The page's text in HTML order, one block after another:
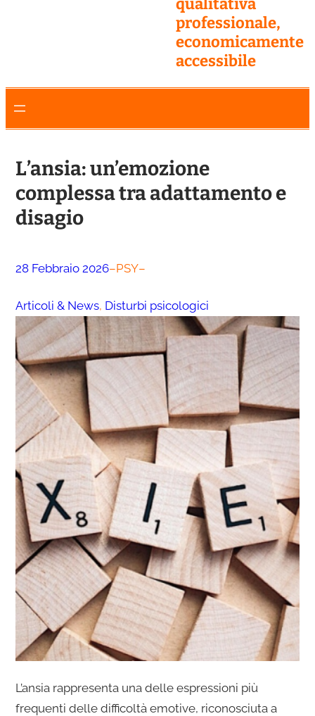
qualitativa
professionale,
economicamente
accessibile
L’ansia: un’emozione
complessa tra adattamento e
disagio
28 Febbraio 2026–PSY–
Articoli & News, Disturbi psicologici
L’ansia rappresenta una delle espressioni più
frequenti delle difficoltà emotive, riconosciuta a